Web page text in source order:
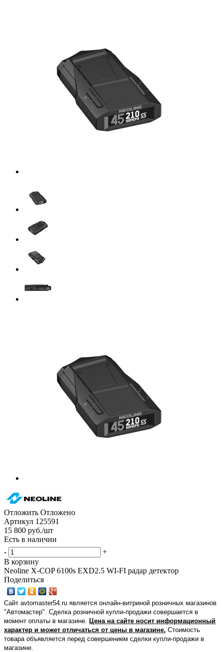
Отложить Отложено
Артикул 125591
15 800 руб./шт
Есть в наличии
-
+
В корзину
Neoline X-COP 6100s EXD2.5 WI-FI радар детектор
Поделиться
Сайт avtomaster54.ru является онлайн-витриной розничных магазинов
"Автомастер". Сделка розничной купли-продажи совершается в
момент оплаты в магазине.
Цена на сайте носит информационный
характер и может отличаться от цены в магазине. Стоимость
товара объявляется перед совершением сделки купли-продажи в
магазине